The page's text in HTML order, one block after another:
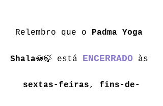
Relembro que o Padma Yoga
Shala🪷🍃 está ENCERRADO às
sextas-feiras, fins-de-